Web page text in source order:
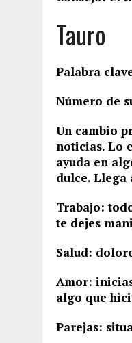
Tauro
Palabra
Número de
Un cambio
noticias. Lo
ayuda en
dulce.
Trabajo:
te dejes
Salud:
Amor:
algo que
Parejas: